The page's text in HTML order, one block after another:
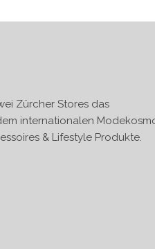
Zürcher Stores das
internationalen
& Lifestyle Produkte.